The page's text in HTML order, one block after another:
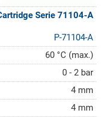
Serie 71104-A
P-71104-A
60 °C (max.)
0 - 2 bar
4 mm
4 mm